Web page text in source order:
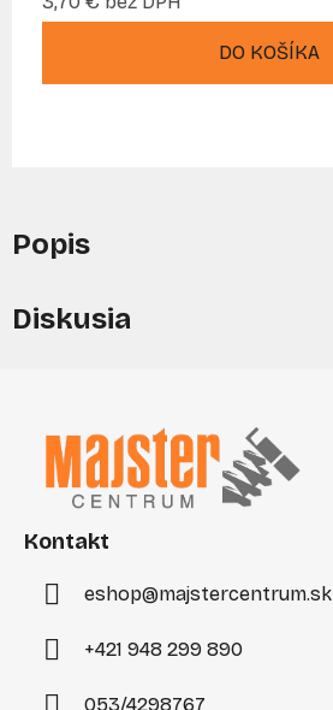
DO KOŠÍKA
Popis
Diskusia
Kontakt
eshop@majstercentrum.sk
+421 948 299 890
053/4298767